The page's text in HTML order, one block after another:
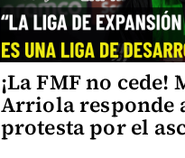
¡La FMF no cede!
Arriola responde
protesta por el